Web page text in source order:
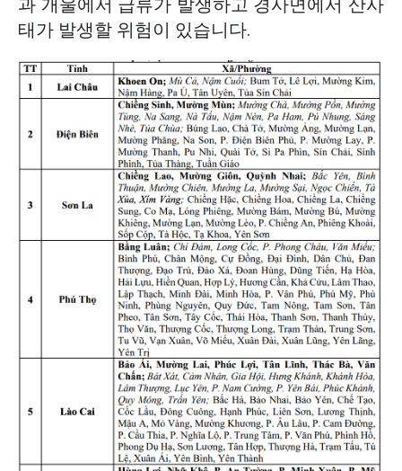
과 개울에서 급류가 발생하고 경사면에서 산사
태가 발생할 위험이 있습니다.